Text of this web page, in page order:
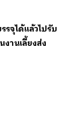
จุได้แล้วไปรับ
านเลี้ยงส่ง